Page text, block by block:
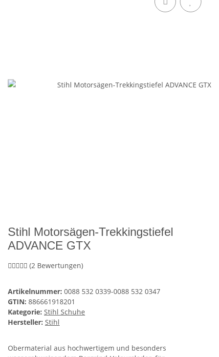
Stihl Motorsägen-Trekkingstiefel
ADVANCE GTX
(2 Bewertungen)
Artikelnummer: 0088 532 0339-0088 532 0347
GTIN: 886661918201
Kategorie: Stihl Schuhe
Hersteller: Stihl
Obermaterial aus hochwertigem und besonders